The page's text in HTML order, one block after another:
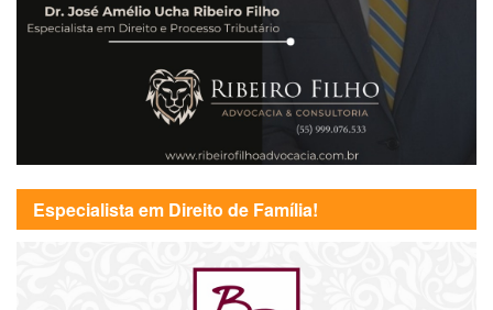
Especialista em Direito de Família!